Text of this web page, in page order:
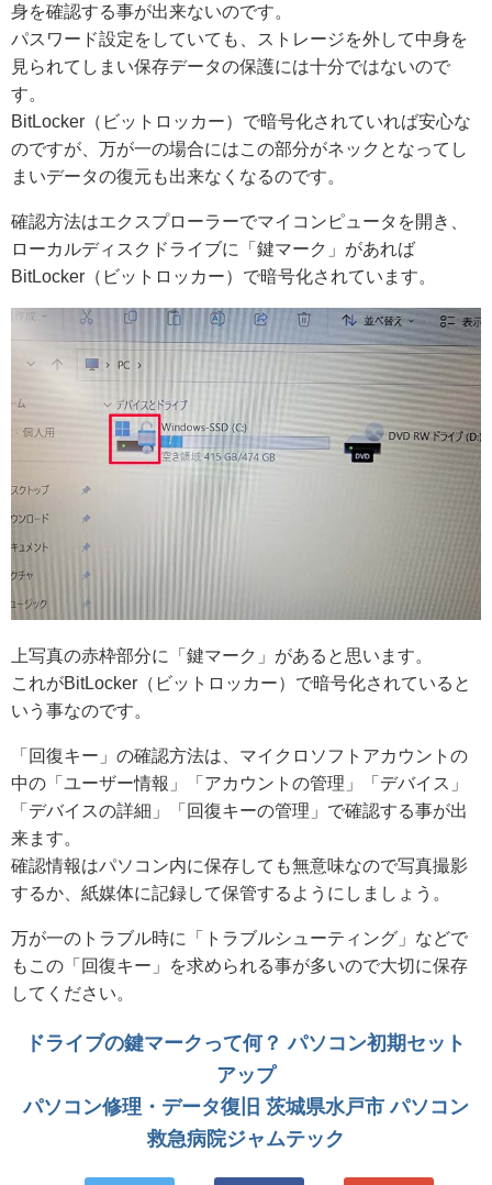
身を確認する事が出来ないのです。
パスワード設定をしていても、ストレージを外して中身を
見られてしまい保存データの保護には十分ではないので
す。
BitLocker（ビットロッカー）で暗号化されていれば安心な
のですが、万が一の場合にはこの部分がネックとなってし
まいデータの復元も出来なくなるのです。
確認方法はエクスプローラーでマイコンピュータを開き、
ローカルディスクドライブに「鍵マーク」があれば
BitLocker（ビットロッカー）で暗号化されています。
上写真の赤枠部分に「鍵マーク」があると思います。
これがBitLocker（ビットロッカー）で暗号化されていると
いう事なのです。
「回復キー」の確認方法は、マイクロソフトアカウントの
中の「ユーザー情報」「アカウントの管理」「デバイス」
「デバイスの詳細」「回復キーの管理」で確認する事が出
来ます。
確認情報はパソコン内に保存しても無意味なので写真撮影
するか、紙媒体に記録して保管するようにしましょう。
万が一のトラブル時に「トラブルシューティング」などで
もこの「回復キー」を求められる事が多いので大切に保存
してください。
ドライブの鍵マークって何？ パソコン初期セット
アップ
パソコン修理・データ復旧 茨城県水戸市 パソコン
救急病院ジャムテック